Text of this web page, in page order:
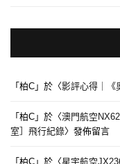
「柏C 」於〈影評心得｜《
「柏C 」於〈澳門航空
室］飛行紀錄〉發佈留言
「柏C 」於〈星宇航空